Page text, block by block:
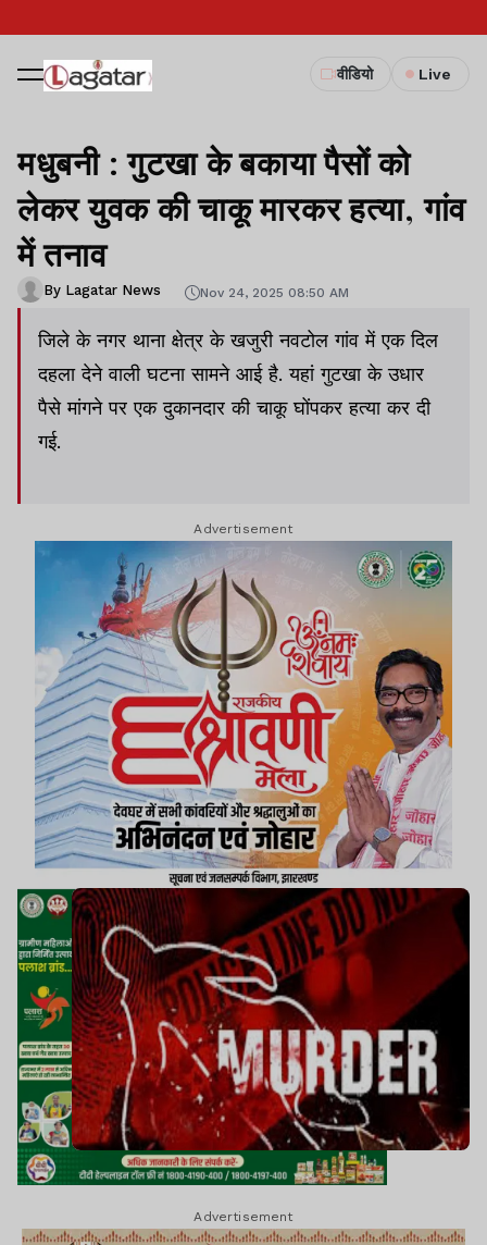
वीडियो Live
मधुबनी : गुटखा के बकाया पैसों को
लेकर युवक की चाकू मारकर हत्या, गांव
में तनाव
By Lagatar News Nov 24, 2025 08:50 AM
जिले के नगर थाना क्षेत्र के खजुरी नवटोल गांव में एक दिल
दहला देने वाली घटना सामने आई है. यहां गुटखा के उधार
पैसे मांगने पर एक दुकानदार की चाकू घोंपकर हत्या कर दी
गई.
Advertisement
Advertisement